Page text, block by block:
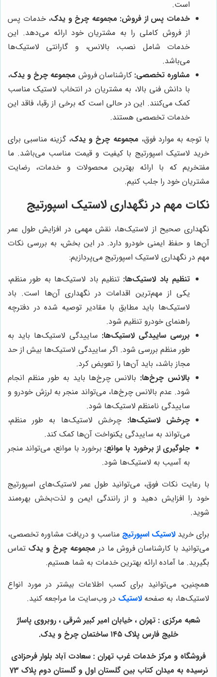
است.
خدمات پس از فروش: مجموعه چرخ و یدک، خدمات پس
از فروش کاملی را به مشتریان خود ارائه می‌دهد. این
خدمات شامل نصب، بالانس، و گارانتی لاستیک‌ها
می‌باشد.
مشاوره تخصصی: کارشناسان فروش مجموعه چرخ و یدک،
با دانش فنی بالا، به مشتریان در انتخاب لاستیک مناسب
کمک می‌کنند. این در حالی است که برخی از رقبا، فاقد این
خدمات تخصصی هستند.
با توجه به موارد فوق، مجموعه چرخ و یدک، گزینه مناسبی برای
خرید لاستیک اسپورتیج با کیفیت و قیمت مناسب می‌باشد. ما
مفتخریم که با ارائه بهترین محصولات و خدمات، رضایت
مشتریان خود را جلب کنیم.
نکات مهم در نگهداری لاستیک اسپورتیج
نگهداری صحیح از لاستیک‌ها، نقش مهمی در افزایش طول عمر
آن‌ها و حفظ ایمنی خودرو دارد. در این بخش، به بررسی نکات
مهم در نگهداری لاستیک اسپورتیج می‌پردازیم:
تنظیم باد لاستیک‌ها: تنظیم باد لاستیک‌ها به طور منظم،
یکی از مهم‌ترین اقدامات در نگهداری آن‌ها است. باد
لاستیک‌ها باید مطابق با مقادیر توصیه شده در دفترچه
راهنمای خودرو تنظیم شود.
بررسی ساییدگی لاستیک‌ها: ساییدگی لاستیک‌ها باید به
طور منظم بررسی شود. اگر ساییدگی لاستیک‌ها بیش از حد
مجاز باشد، باید آن‌ها را تعویض کرد.
بالانس چرخ‌ها: بالانس چرخ‌ها باید به طور منظم انجام
شود. عدم بالانس چرخ‌ها، می‌تواند منجر به لرزش خودرو و
ساییدگی نامنظم لاستیک‌ها شود.
چرخش لاستیک‌ها: چرخش لاستیک‌ها به طور منظم،
می‌تواند به ساییدگی یکنواخت آن‌ها کمک کند.
جلوگیری از برخورد با موانع: برخورد با موانع، می‌تواند منجر
به آسیب به لاستیک‌ها شود.
با رعایت نکات فوق، می‌توانید طول عمر لاستیک‌های اسپورتیج
خود را افزایش دهید و از رانندگی ایمن و لذت‌بخش بهره‌مند
شوید.
برای خرید لاستیک اسپورتیج مناسب و دریافت مشاوره تخصصی،
می‌توانید با کارشناسان فروش ما در مجموعه چرخ و یدک تماس
بگیرید. ما آماده ارائه بهترین خدمات به شما هستیم.
همچنین، می‌توانید برای کسب اطلاعات بیشتر در مورد انواع
لاستیک‌ها، به صفحه لاستیک در وب‌سایت ما مراجعه کنید.
شعبه مرکزی : تهران ، خیابان امیر کبیر شرقی ، روبروی پاساژ
خلیج فارس پلاک ۱۴۵ ساختمان چرخ و یدک.
فروشگاه و مرکز خدمات غرب تهران : سعادت آباد بلوار فرحزادی
نرسیده به میدان کتاب بین گلستان اول و گلستان دوم پلاک 73